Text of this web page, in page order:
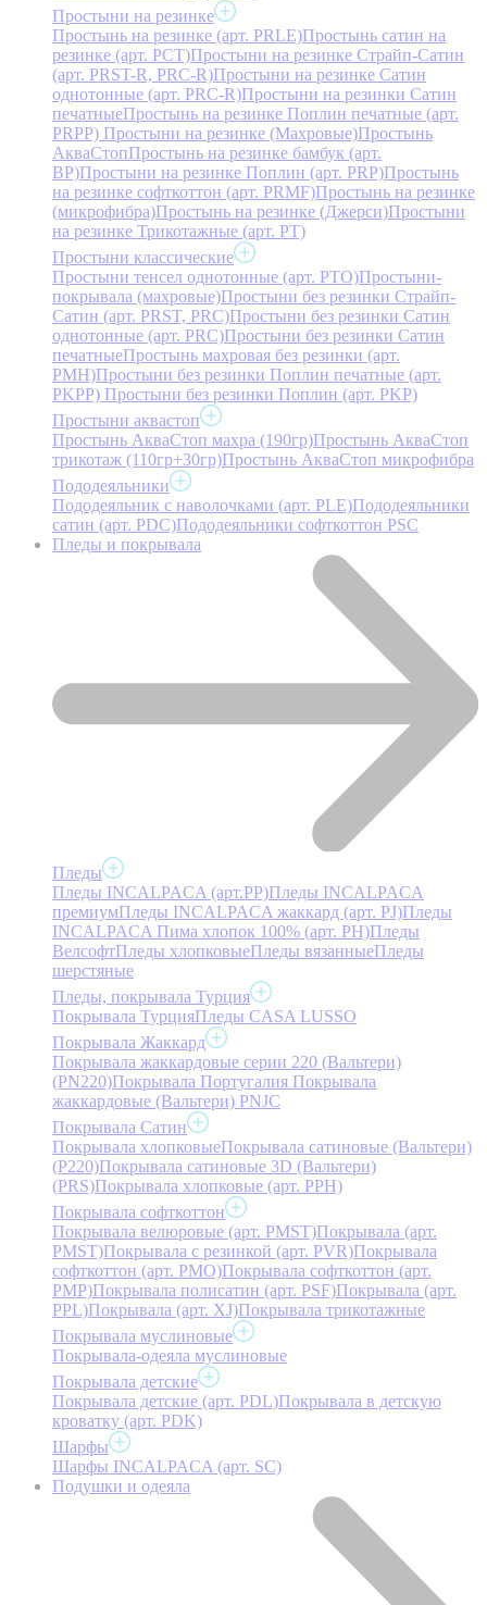
Простыни на резинке
Простынь на резинке (арт. PRLE)Простынь сатин на
резинке (арт. PCT)Простыни на резинке Страйп-Сатин
(арт. PRST-R, PRC-R)Простыни на резинке Сатин
однотонные (арт. PRC-R)Простыни на резинки Сатин
печатныеПростынь на резинке Поплин печатные (арт.
PRPP) Простыни на резинке (Махровые)Простынь
АкваСтопПростынь на резинке бамбук (арт.
BP)Простыни на резинке Поплин (арт. PRP)Простынь
на резинке софткоттон (арт. PRMF)Простынь на резинке
(микрофибра)Простынь на резинке (Джерси)Простыни
на резинке Трикотажные (арт. РТ)
Простыни классические
Простыни тенсел однотонные (арт. PTO)Простыни-
покрывала (махровые)Простыни без резинки Страйп-
Сатин (арт. PRST, PRC)Простыни без резинки Сатин
однотонные (арт. PRC)Простыни без резинки Сатин
печатныеПростынь махровая без резинки (арт.
PMH)Простыни без резинки Поплин печатные (арт.
PKPP) Простыни без резинки Поплин (арт. PKP)
Простыни аквастоп
Простынь АкваСтоп махра (190гр)Простынь АкваСтоп
трикотаж (110гр+30гр)Простынь АкваСтоп микрофибра
Пододеяльники
Пододеяльник с наволочками (арт. PLE)Пододеяльники
сатин (арт. PDC)Пододеяльники софткоттон PSC
Пледы и покрывала
Пледы
Пледы INCALPACA (арт.PP)Пледы INCALPACA
премиумПледы INCALPACA жаккард (арт. PJ)Пледы
INCALPACA Пима хлопок 100% (арт. PH)Пледы
ВелсофтПледы хлопковыеПледы вязанныеПледы
шерстяные
Пледы, покрывала Турция
Покрывала ТурцияПледы CASA LUSSO
Покрывала Жаккард
Покрывала жаккардовые серии 220 (Вальтери)
(PN220)Покрывала Португалия Покрывала
жаккардовые (Вальтери) PNJC
Покрывала Сатин
Покрывала хлопковыеПокрывала сатиновые (Вальтери)
(P220)Покрывала сатиновые 3D (Вальтери)
(PRS)Покрывала хлопковые (арт. PPH)
Покрывала софткоттон
Покрывала велюровые (арт. PMST)Покрывала (арт.
PMST)Покрывала с резинкой (арт. PVR)Покрывала
софткоттон (арт. PMO)Покрывала софткоттон (арт.
PMP)Покрывала полисатин (арт. PSF)Покрывала (арт.
PPL)Покрывала (арт. XJ)Покрывала трикотажные
Покрывала муслиновые
Покрывала-одеяла муслиновые
Покрывала детские
Покрывала детские (арт. PDL)Покрывала в детскую
кроватку (арт. PDK)
Шарфы
Шарфы INCALPACA (арт. SC)
Подушки и одеяла